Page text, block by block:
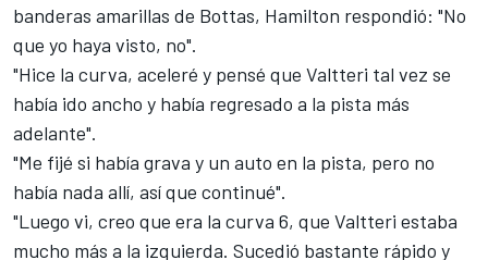
banderas amarillas de Bottas, Hamilton respondió: "No
que yo haya visto, no".
"Hice la curva, aceleré y pensé que Valtteri tal vez se
había ido ancho y había regresado a la pista más
adelante".
"Me fijé si había grava y un auto en la pista, pero no
había nada allí, así que continué".
"Luego vi, creo que era la curva 6, que Valtteri estaba
mucho más a la izquierda. Sucedió bastante rápido y